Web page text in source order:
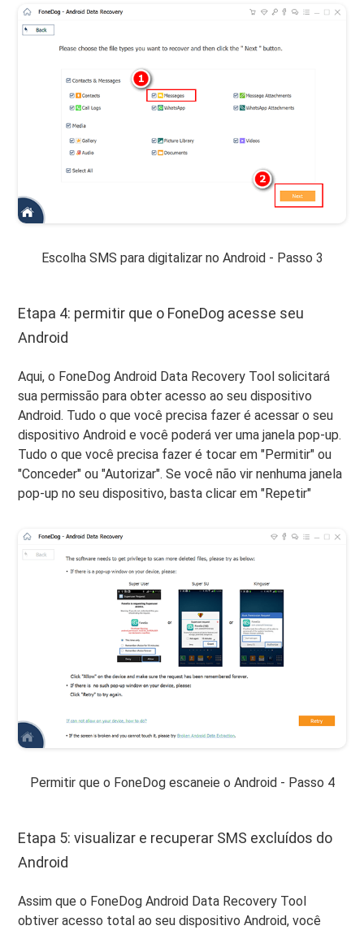
Escolha SMS para digitalizar no Android - Passo 3
Etapa 4: permitir que o FoneDog acesse seu
Android
Aqui, o FoneDog Android Data Recovery Tool solicitará
sua permissão para obter acesso ao seu dispositivo
Android. Tudo o que você precisa fazer é acessar o seu
dispositivo Android e você poderá ver uma janela pop-up.
Tudo o que você precisa fazer é tocar em "Permitir" ou
"Conceder" ou "Autorizar". Se você não vir nenhuma janela
pop-up no seu dispositivo, basta clicar em "Repetir"
Permitir que o FoneDog escaneie o Android - Passo 4
Etapa 5: visualizar e recuperar SMS excluídos do
Android
Assim que o FoneDog Android Data Recovery Tool
obtiver acesso total ao seu dispositivo Android, você